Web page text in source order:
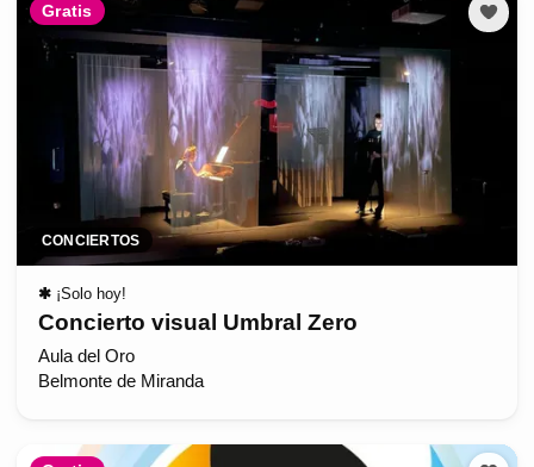
Gratis
CONCIERTOS
✱ ¡Solo hoy!
Concierto visual Umbral Zero
Aula del Oro
Belmonte de Miranda